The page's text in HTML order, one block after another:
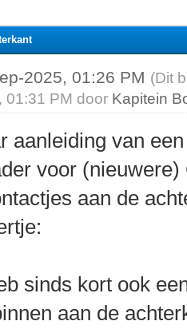
2025, 01:26 PM (Dit
01:31 PM door Kapitein
aanleiding van
voor
aan de
sinds kort ook
aan de